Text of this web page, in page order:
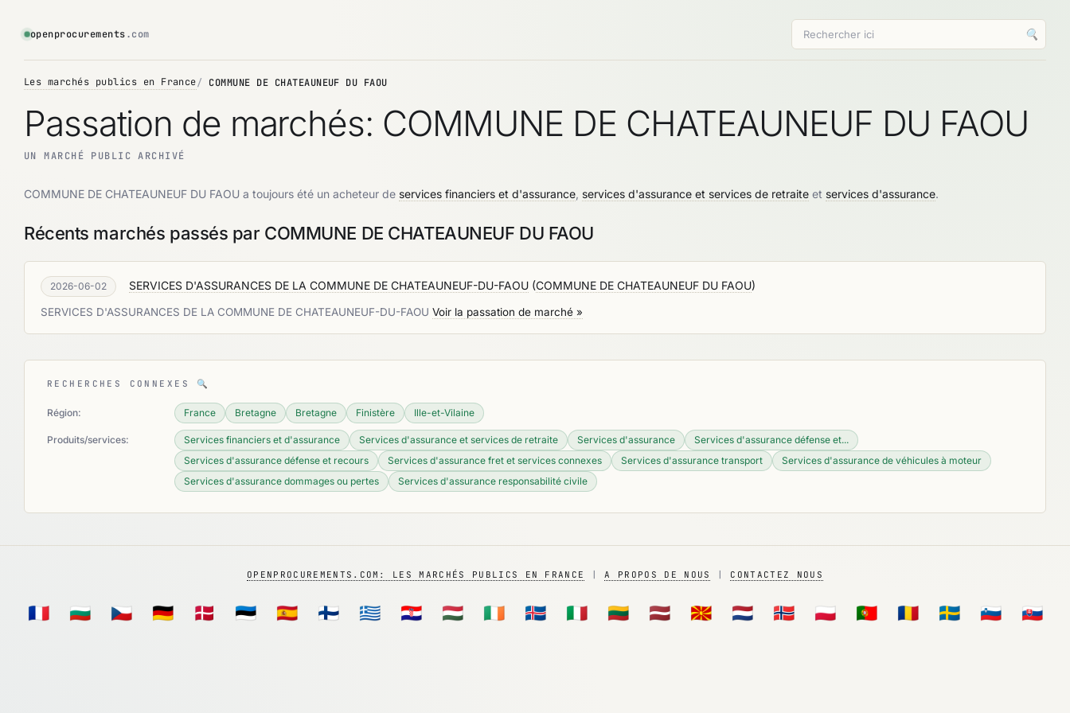
openprocurements.com 🔍
Les marchés publics en France COMMUNE DE CHATEAUNEUF DU FAOU
Passation de marchés: COMMUNE DE CHATEAUNEUF DU FAOU
UN MARCHÉ PUBLIC ARCHIVÉ
COMMUNE DE CHATEAUNEUF DU FAOU a toujours été un acheteur de services financiers et d'assurance services d'assurance et services de retraite et services d'assurance.
Récents marchés passés par COMMUNE DE CHATEAUNEUF DU FAOU
2026-06-02 SERVICES D'ASSURANCES DE LA COMMUNE DE CHATEAUNEUF-DU-FAOU (COMMUNE DE CHATEAUNEUF DU FAOU)
SERVICES D'ASSURANCES DE LA COMMUNE DE CHATEAUNEUF-DU-FAOU Voir la passation de marché »
RECHERCHES CONNEXES 🔍
Région: France Bretagne Bretagne Finistère Ille-et-Vilaine
Produits/services: Services financiers et d'assurance Services d'assurance et services de retraite Services d'assurance
Services d'assurance défense et...
Services d'assurance défense et recours
Services d'assurance fret et services connexes Services d'assurance transport
Services d'assurance de véhicules à moteur
Services d'assurance dommages ou pertes
Services d'assurance responsabilité civile
OPENPROCUREMENTS.COM: LES MARCHÉS PUBLICS EN FRANCE |A PROPOS DE NOUS CONTACTEZ NOUS
🇫🇷 🇧🇬 🇨🇿 🇩🇪 🇩🇰 🇪🇪 🇪🇸 🇫🇮 🇬🇷 🇭🇷 🇭🇺 🇮🇪 🇮🇸 🇮🇹 🇱🇹 🇱🇻 🇲🇰 🇳🇱 🇳🇴 🇵🇱 🇵🇹 🇷🇴 🇸🇪 🇸🇮 🇸🇰